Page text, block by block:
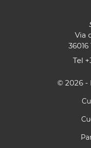
Via
Tel
© 2026 -